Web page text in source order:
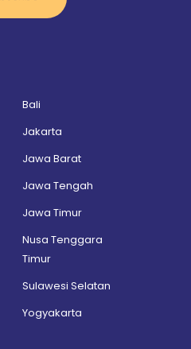
Bali
Jakarta
Jawa Barat
Jawa Tengah
Jawa Timur
Nusa Tenggara
Timur
Sulawesi Selatan
Yogyakarta